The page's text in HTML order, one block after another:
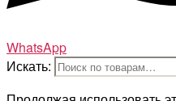
WhatsApp
Искать: